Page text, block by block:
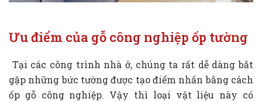
Ưu điểm của gỗ công nghiệp ốp tường
Tại các công trình nhà ở, chúng ta rất dễ dàng bắt
gặp những bức tường được tạo điểm nhấn bằng cách
ốp gỗ công nghiệp. Vậy thì loại vật liệu này có